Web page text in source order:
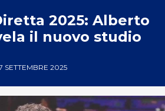
2025: Alberto
il nuovo studio
SETTEMBRE 2025